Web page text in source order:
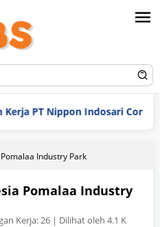
PT Nippon Indosari Corpindo
Industry Park
Pomalaa Industry
Kerja:26 | Dilihat oleh 4.1 K